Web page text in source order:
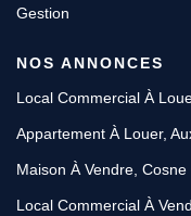
Gestion
NOS ANNONCES
Local Commercial À
Appartement À Louer,
Maison À Vendre,
Local Commercial À